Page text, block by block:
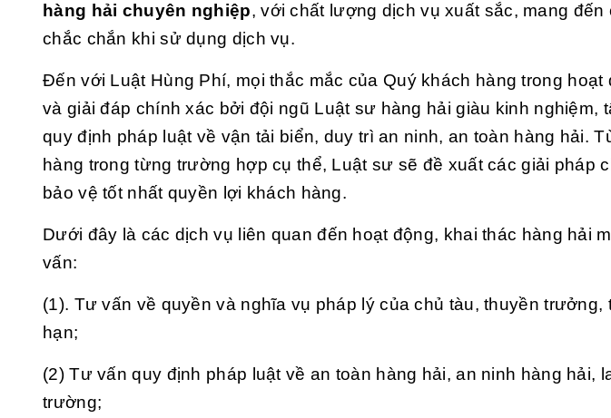
hàng hải chuyên nghiệp, với chất lượng dịch vụ xuất sắc, mang
chắc chắn khi sử dụng dịch vụ.
Đến với Luật Hùng Phí, mọi thắc mắc của Quý khách hàng trong
và giải đáp chính xác bởi đội ngũ Luật sư hàng hải giàu kinh nghiệm,
quy định pháp luật về vận tải biển, duy trì an ninh, an toàn hàng hải.
hàng trong từng trường hợp cụ thể, Luật sư sẽ đề xuất các giải pháp
bảo vệ tốt nhất quyền lợi khách hàng.
Dưới đây là các dịch vụ liên quan đến hoạt động, khai thác hàng hải
vấn:
(1). Tư vấn về quyền và nghĩa vụ pháp lý của chủ tàu, thuyền
hạn;
(2) Tư vấn quy định pháp luật về an toàn hàng hải, an ninh hàng hải,
trường;